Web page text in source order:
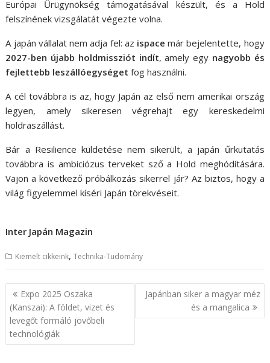
Európai Űrügynökség támogatásával készült, és a Hold
felszínének vizsgálatát végezte volna.
A japán vállalat nem adja fel: az ispace már bejelentette, hogy
2027-ben újabb holdmissziót indít, amely egy nagyobb és
fejlettebb leszállóegységet fog használni.
A cél továbbra is az, hogy Japán az első nem amerikai ország
legyen, amely sikeresen végrehajt egy kereskedelmi
holdraszállást.
Bár a Resilience küldetése nem sikerült, a japán űrkutatás
továbbra is ambiciózus terveket sző a Hold meghódítására.
Vajon a következő próbálkozás sikerrel jár? Az biztos, hogy a
világ figyelemmel kíséri Japán törekvéseit.
Inter Japán Magazin
Kiemelt cikkeink,Technika-Tudomány
B
e
e
Expo 2025 Oszaka
(Kanszai): A földet, vizet és
levegőt formáló jövőbeli
technológiák
Japánban siker a magyar méz
és a mangalica